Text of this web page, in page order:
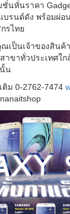
นหั่นราคา
บรนด์ดัง พร้อมผ่
รไทย
เป็นเจ้าของสินค้
าขาทั่วประเทศใ
น
ติม 0-2762-7474